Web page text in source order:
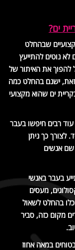
ים?
שבהחלט
נוטים להתייעץ
להפוך את האיתור של
זאת, ישנם בהחלט כמה
ים שהוא מקצועי
רבים חיפשו בעבר
לצורך כך ניתן
שם אנשים
בעבר באנשי
מעסים
בהחלט לשאול
מקום כזה, סביר
במאה אחוז